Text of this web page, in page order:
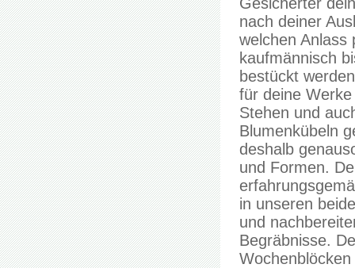
nach deiner
welchen Anlass
kaufmännisch
bestückt
für deine
Stehen und
Blumenkübeln
deshalb
und Formen.
in unseren
und
Begräbnisse.